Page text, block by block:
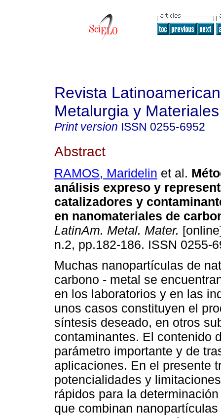
Revista
Metalurgia y Materiales
Print version ISSN 0255-6952
Abstract
RAMOS, Maridelin et al.
análisis expreso y
catalizadores y
en nanomateriales de
LatinAm. Metal. Mater.
n.2, pp.182-186. ISSN 0255-
Muchas nanopartículas de
carbono - metal se
en los laboratorios y en las
unos casos constituyen el
síntesis deseado, en otros
contaminantes. El contenido
parámetro importante y de
aplicaciones. En el presente
potencialidades y
rápidos para la
que combinan